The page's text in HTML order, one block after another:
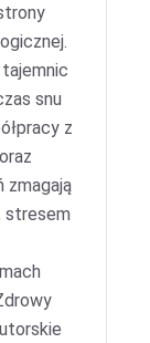
snu
z
zmagają
stresem